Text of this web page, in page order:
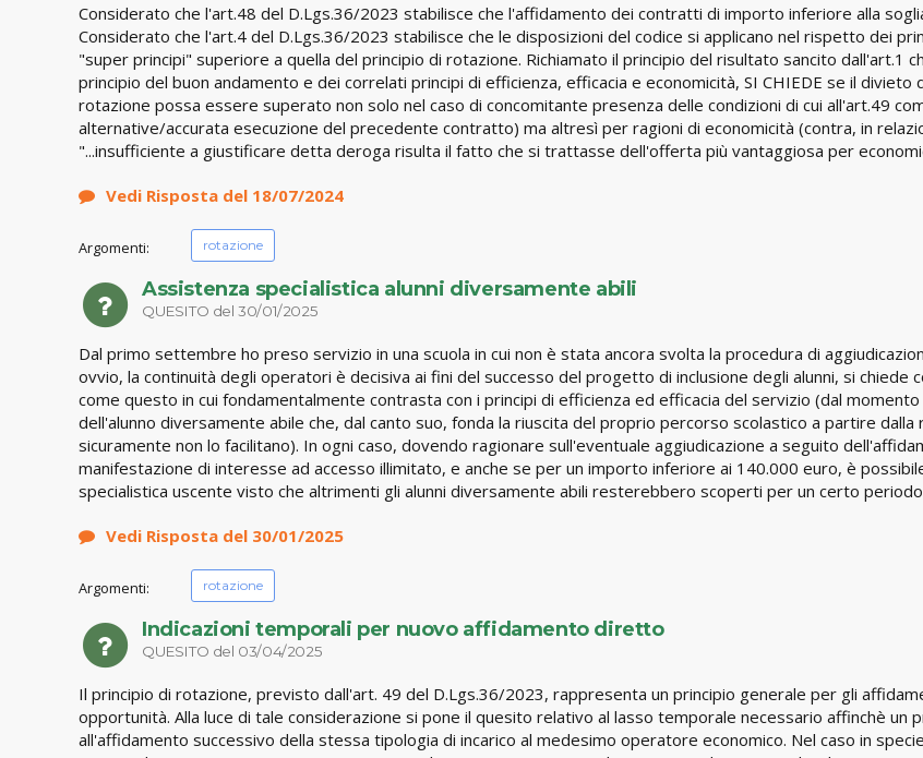
Considerato che l'art.48 del D.Lgs.36/2023 stabilisce che l'affidamento dei contratti di importo inferiore alla
Considerato che l'art.4 del D.Lgs.36/2023 stabilisce che le disposizioni del codice si applicano nel rispetto dei
"super principi" superiore a quella del principio di rotazione. Richiamato il principio del risultato sancito
principio del buon andamento e dei correlati principi di efficienza, efficacia e economicità, SI CHIEDE se il
rotazione possa essere superato non solo nel caso di concomitante presenza delle condizioni di cui all'art.49
alternative/accurata esecuzione del precedente contratto) ma altresì per ragioni di economicità (contra, in
"...insufficiente a giustificare detta deroga risulta il fatto che si trattasse dell'offerta più vantaggiosa per
Vedi Risposta del 18/07/2024
Argomenti: rotazione
Assistenza specialistica alunni diversamente abili
QUESITO del 30/01/2025
Dal primo settembre ho preso servizio in una scuola in cui non è stata ancora svolta la procedura di
ovvio, la continuità degli operatori è decisiva ai fini del successo del progetto di inclusione degli alunni, si
come questo in cui fondamentalmente contrasta con i principi di efficienza ed efficacia del servizio (dal
dell'alunno diversamente abile che, dal canto suo, fonda la riuscita del proprio percorso scolastico a partire
sicuramente non lo facilitano). In ogni caso, dovendo ragionare sull'eventuale aggiudicazione a seguito
manifestazione di interesse ad accesso illimitato, e anche se per un importo inferiore ai 140.000 euro, è
specialistica uscente visto che altrimenti gli alunni diversamente abili resterebbero scoperti per un certo
Vedi Risposta del 30/01/2025
Argomenti: rotazione
Indicazioni temporali per nuovo affidamento diretto
QUESITO del 03/04/2025
Il principio di rotazione, previsto dall'art. 49 del D.Lgs.36/2023, rappresenta un principio generale per gli
opportunità. Alla luce di tale considerazione si pone il quesito relativo al lasso temporale necessario affinchè
all'affidamento successivo della stessa tipologia di incarico al medesimo operatore economico. Nel caso in